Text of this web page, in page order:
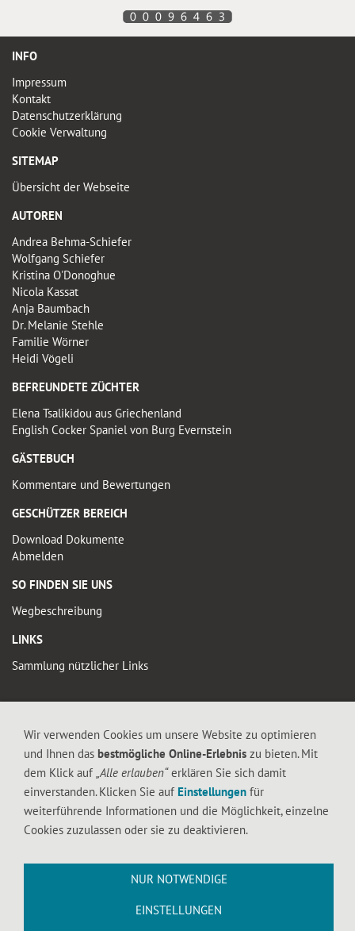
INFO
Impressum
Kontakt
Datenschutzerklärung
Cookie Verwaltung
SITEMAP
Übersicht der Webseite
AUTOREN
Andrea Behma-Schiefer
Wolfgang Schiefer
Kristina O'Donoghue
Nicola Kassat
Anja Baumbach
Dr. Melanie Stehle
Familie Wörner
Heidi Vögeli
BEFREUNDETE ZÜCHTER
Elena Tsalikidou aus Griechenland
English Cocker Spaniel von Burg Evernstein
GÄSTEBUCH
Kommentare und Bewertungen
GESCHÜTZER BEREICH
Download Dokumente
Abmelden
SO FINDEN SIE UNS
Wegbeschreibung
LINKS
Sammlung nützlicher Links
© 2019 FALTIGE-HERZEN
Seitenbetreiber erstellten Inhalte und Werke auf diesen Seiten unterliegen dem
deutschen Urheberrecht. Die Vervielfältigung, Bearbeitung, Verbreitung und jede
Art der Verwertung außerhalb der Grenzen des Urheberrechtes bedürfen der
schriftlichen Zustimmung des jeweiligen Autors bzw. Erstellers. Downloads und
Kopien dieser Seite sind nur für den privaten, nicht kommerziellen Gebrauch
gestattet.
Wir verwenden Cookies um unsere Website zu optimieren
und Ihnen das bestmögliche Online-Erlebnis zu bieten. Mit
dem Klick auf „Alle erlauben“erklären Sie sich damit
einverstanden. Klicken Sie auf Einstellungen für
weiterführende Informationen und die Möglichkeit, einzelne
Cookies zuzulassen oder sie zu deaktivieren.
NUR NOTWENDIGE
EINSTELLUNGEN